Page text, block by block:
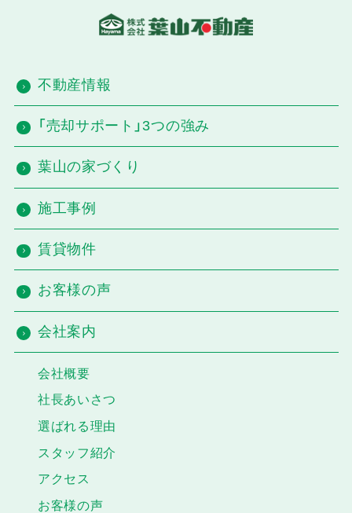
不動産情報
「売却サポート」3つの強み
葉山の家づくり
施工事例
賃貸物件
お客様の声
会社案内
会社概要
社長あいさつ
選ばれる理由
スタッフ紹介
アクセス
お客様の声